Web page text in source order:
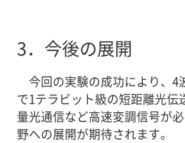
3． 今後の展開
今回の実験の成功により、4
で1テラビット級の短距離光伝
量光通信など高速変調信号が
野への展開が期待されます。